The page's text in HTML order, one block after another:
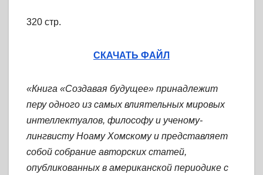
320 стр.
СКАЧАТЬ ФАЙЛ
«Книга «Создавая будущее» принадлежит
перу одного из самых влиятельных мировых
интеллектуалов, философу и ученому-
лингвисту Ноаму Хомскому и представляет
собой собрание авторских статей,
опубликованных в американской периодике с